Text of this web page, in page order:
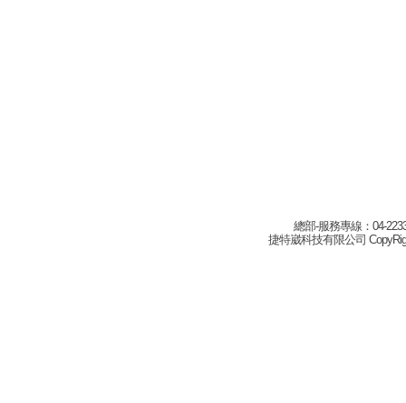
總部-服務專線：04-
捷特崴科技有限公司